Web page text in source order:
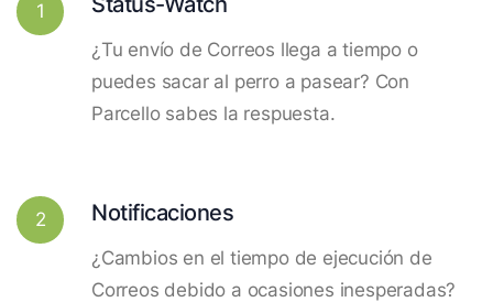
1
¿Tu envío de Correos llega a tiempo o
puedes sacar al perro a pasear? Con
Parcello sabes la respuesta.
2 Notificaciones
¿Cambios en el tiempo de ejecución de
Correos debido a ocasiones inesperadas?